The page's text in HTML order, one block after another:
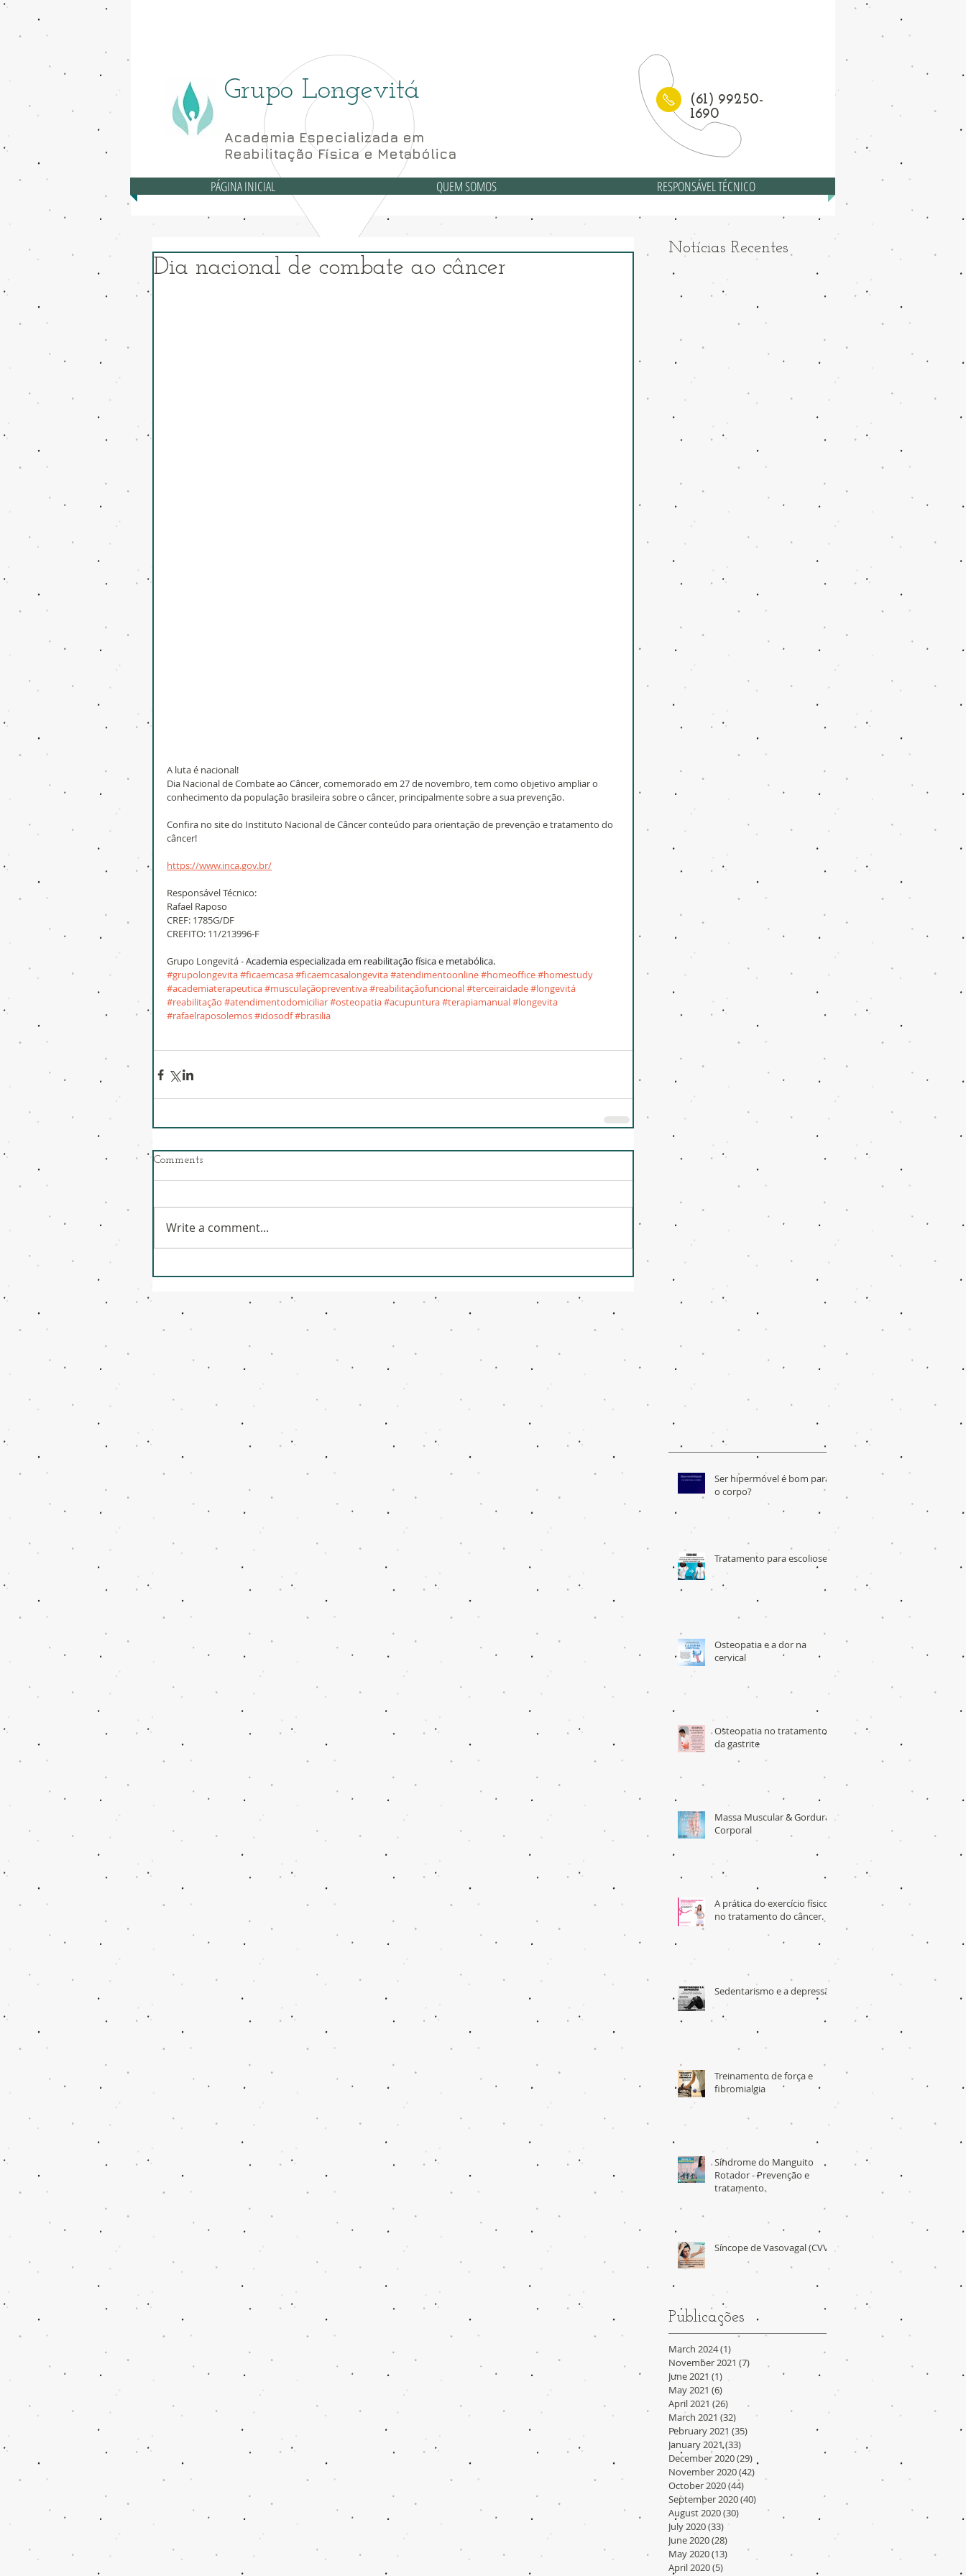
Grupo Longevitá
Academia Especializada em
Reabilitação Física e Metabólica
(61) 99250-
1690
PÁGINA INICIAL QUEM SOMOS RESPONSÁVEL TÉCNICO
Dia nacional de combate ao câncer
A luta é nacional!
Dia Nacional de Combate ao Câncer, comemorado em 27 de novembro, tem como objetivo ampliar o
conhecimento da população brasileira sobre o câncer, principalmente sobre a sua prevenção.
Confira no site do Instituto Nacional de Câncer conteúdo para orientação de prevenção e tratamento do
câncer!
https://www.inca.gov.br/
Responsável Técnico:
Rafael Raposo
CREF: 1785G/DF
CREFITO: 11/213996-F
Grupo Longevitá - Academia especializada em reabilitação física e metabólica.
#grupolongevita#ficaemcasa#ficaemcasalongevita#atendimentoonline#homeoffice#homestudy
#academiaterapeutica#musculaçãopreventiva#reabilitaçãofuncional#terceiraidade#longevitá
#reabilitação #atendimentodomiciliar#osteopatia#acupuntura#terapiamanual#longevita
#rafaelraposolemos#idosodf#brasilia
Comments
Write a comment...
Notícias Recentes
Ser hipermóvel é bom para
o corpo?
Tratamento para escoliose
Osteopatia e a dor na
cervical
Osteopatia no tratamento
da gastrite
Massa Muscular & Gordura
Corporal
A prática do exercício físico
no tratamento do câncer.
Sedentarismo e a depressão
Treinamento de força e
fibromialgia
Síndrome do Manguito
Rotador - Prevenção e
tratamento.
Síncope de Vasovagal (CVV)
Publicações
March 2024(1)
November 2021 (7) 7 posts
June 2021 (1)
May 2021 (6)
April 2021 (26) 26 posts
March 2021 (32) 32 posts
February 2021 (35)
January 2021(33)
December 2020(29)
November 2020(42)
October 2020(44)
September 2020(40)
August 2020(30) 30 posts
July 2020(33) 33 posts
June 2020(28)
May 2020(13) 13 posts
April 2020(5)